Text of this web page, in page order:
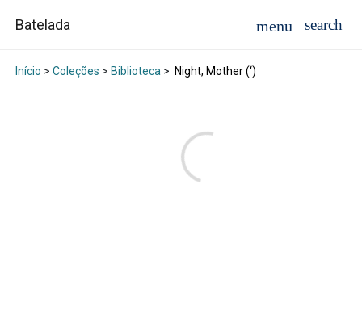
Batelada
Início > Coleções > Biblioteca> Night, Mother (‘)